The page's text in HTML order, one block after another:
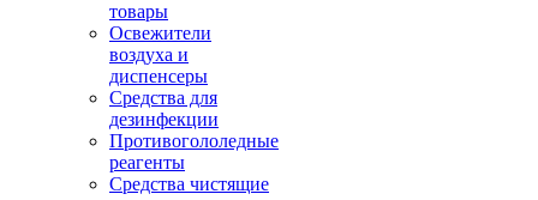
товары
Освежители
воздуха и
диспенсеры
Средства для
дезинфекции
Противогололедные
реагенты
Средства чистящие